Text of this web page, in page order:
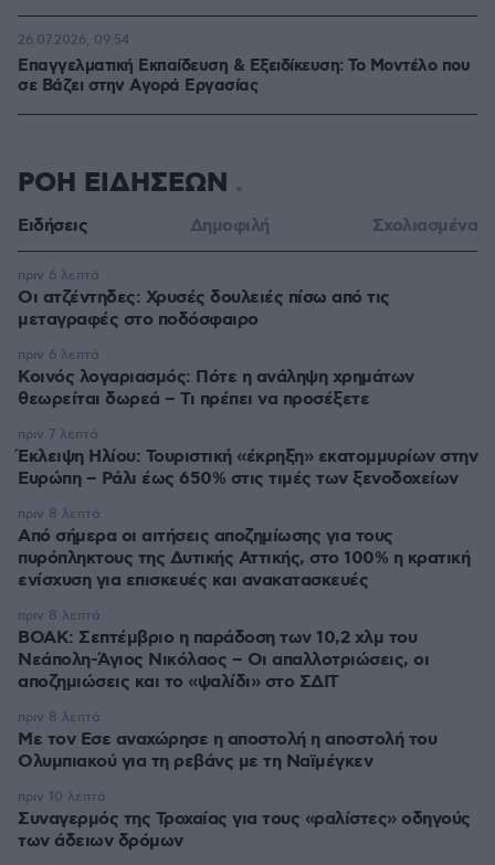
Επαγγελματική Εκπαίδευση & Εξειδίκευση: Το Mοντέλο που
σε Bάζει στην Aγορά Eργασίας
26.07.2026, 09:54
ΡΟΗ ΕΙΔΗΣΕΩΝ
Ειδήσεις Δημοφιλή Σχολιασμένα
Οι ατζέντηδες: Χρυσές δουλειές πίσω από τις
μεταγραφές στο ποδόσφαιρο
πριν 6 λεπτά
Κοινός λογαριασμός: Πότε η ανάληψη χρημάτων
θεωρείται δωρεά – Τι πρέπει να προσέξετε
πριν 6 λεπτά
Έκλειψη Ηλίου: Τουριστική «έκρηξη» εκατομμυρίων στην
Ευρώπη – Ράλι έως 650% στις τιμές των ξενοδοχείων
πριν 7 λεπτά
Από σήμερα οι αιτήσεις αποζημίωσης για τους
πυρόπληκτους της Δυτικής Αττικής, στο 100% η κρατική
ενίσχυση για επισκευές και ανακατασκευές
πριν 8 λεπτά
ΒΟΑΚ: Σεπτέμβριο η παράδοση των 10,2 χλμ του
Νεάπολη-Άγιος Νικόλαος – Οι απαλλοτριώσεις, οι
αποζημιώσεις και το «ψαλίδι» στο ΣΔΙΤ
πριν 8 λεπτά
Με τον Εσε αναχώρησε η αποστολή η αποστολή του
Ολυμπιακού για τη ρεβάνς με τη Ναϊμέγκεν
πριν 8 λεπτά
Συναγερμός της Τροχαίας για τους «ραλίστες» οδηγούς
των άδειων δρόμων
πριν 10 λεπτά